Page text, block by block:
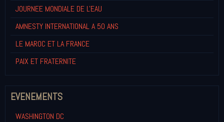
JOURNEE MONDIALE DE L'EAU
AMNESTY INTERNATIONAL A 50 ANS
LE MAROC ET LA FRANCE
PAIX ET FRATERNITE
EVENEMENTS
WASHINGTON DC